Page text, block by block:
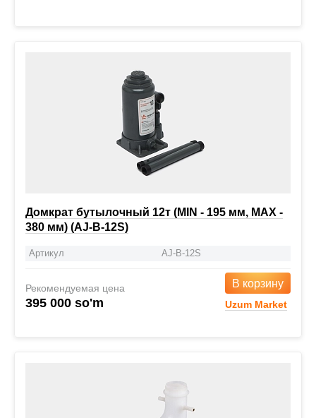
Домкрат бутылочный 12т (MIN - 195 мм, MAX -
380 мм) (AJ-B-12S)
Артикул AJ-B-12S
Рекомендуемая цена
395 000 so'm
В корзину
Uzum Market